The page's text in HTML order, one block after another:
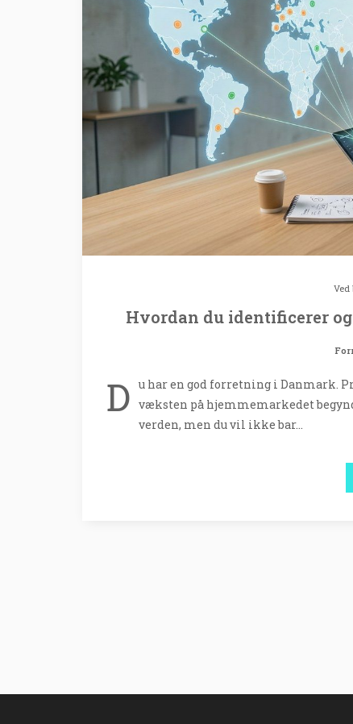
Ved
Hvordan du identificerer
D u har en god forretning i Danmark.
væksten på hjemmemarkedet
verden, men du vil ikke bar…